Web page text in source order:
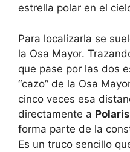
estrella polar en el
Para localizarla se
la Osa Mayor.
que pase por las dos
“cazo” de la Osa
cinco veces esa
directamente a
forma parte de la
Es un truco sencillo